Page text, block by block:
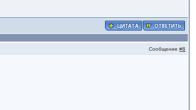
Сообщение#8